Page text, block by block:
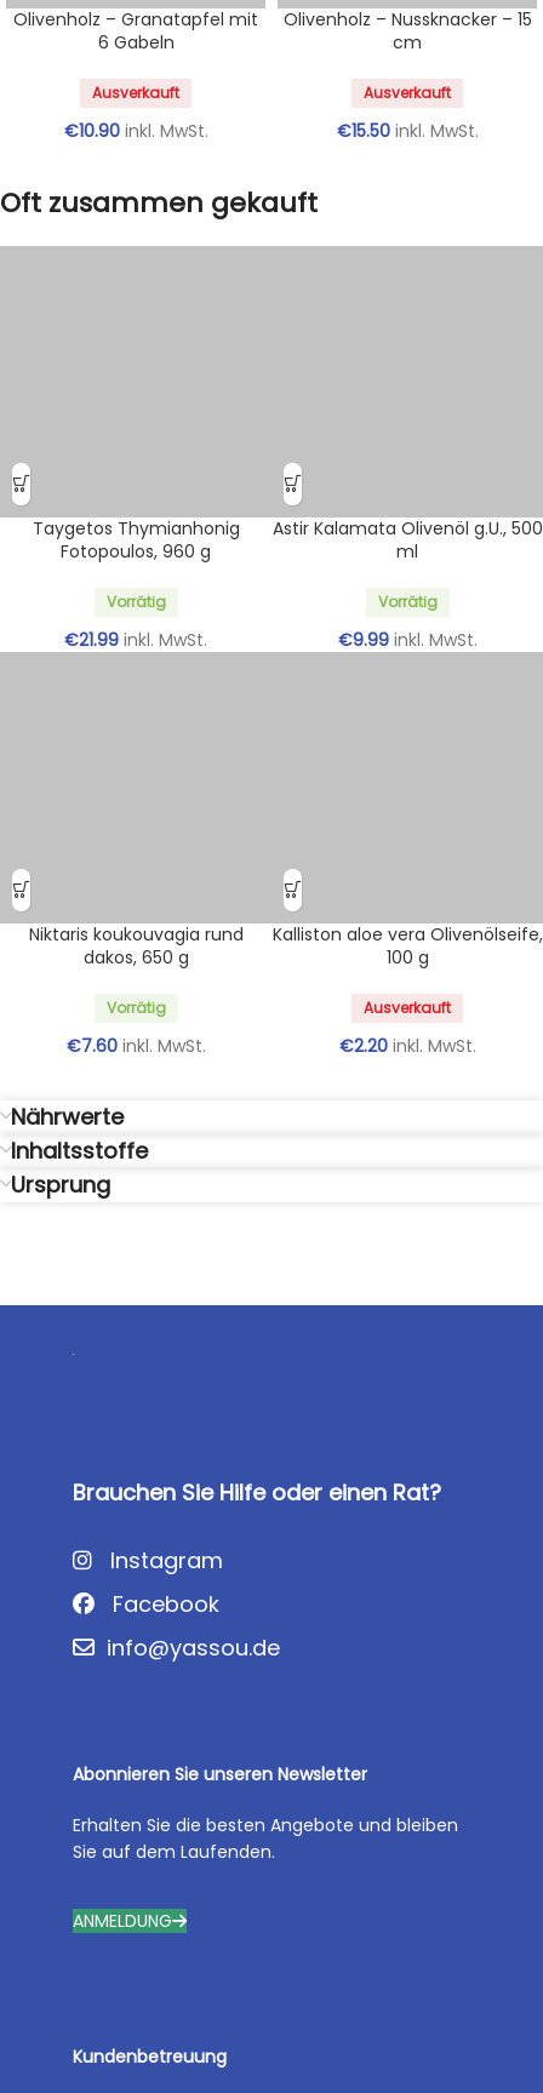
Olivenholz – Granatapfel mit
6 Gabeln
Ausverkauft
€10.90 inkl. MwSt.
Olivenholz – Nussknacker – 15
cm
Ausverkauft
€15.50 inkl. MwSt.
Oft zusammen gekauft
Taygetos Thymianhonig
Fotopoulos, 960 g
Vorrätig
€21.99 inkl. MwSt.
Astir Kalamata Olivenöl g.U., 500
ml
Vorrätig
€9.99 inkl. MwSt.
Niktaris koukouvagia rund
dakos, 650 g
Vorrätig
€7.60 inkl. MwSt.
Kalliston aloe vera Olivenölseife,
100 g
Ausverkauft
€2.20 inkl. MwSt.
Nährwerte
Inhaltsstoffe
Ursprung
Brauchen Sie Hilfe oder einen Rat?
Instagram
Facebook
info@yassou.de
Abonnieren Sie unseren Newsletter
Erhalten Sie die besten Angebote und bleiben
Sie auf dem Laufenden.
ANMELDUNG
Kundenbetreuung